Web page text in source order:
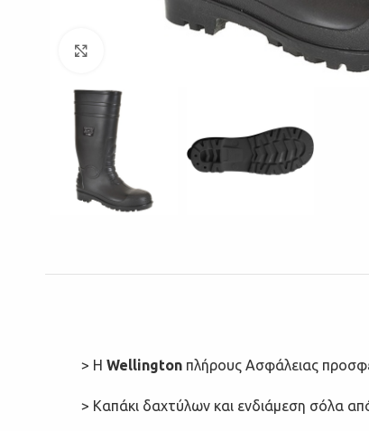
> Η Wellington πλήρους Ασφάλειας
> Καπάκι δαχτύλων και ενδιάμεση σόλα